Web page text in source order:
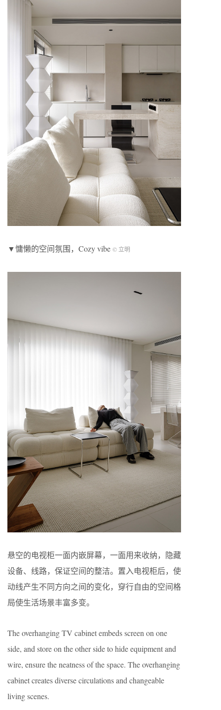
▼慵懒的空间氛围，Cozy vibe © 立明
悬空的电视柜一面内嵌屏幕，一面用来收纳，隐藏
设备、线路，保证空间的整洁。置入电视柜后，使
动线产生不同方向之间的变化，穿行自由的空间格
局使生活场景丰富多变。
The overhanging TV cabinet embeds screen on one
side, and store on the other side to hide equipment and
wire, ensure the neatness of the space. The overhanging
cabinet creates diverse circulations and changeable
living scenes.